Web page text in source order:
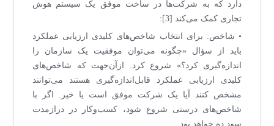
دارد که به شرکت‌ها در ساخت موفق یک سیستم هوش
تجاری کمک می‌کند [3]:
• شاخص: برای انتخاب شاخص‌های کلیدی ارزیابی عملکرد
باید از سؤال «چگونه می‌توان موفقیت یک سازمان را
اندازه‌گیری کرد؟» شروع کرد. ازآن‌جهت که شاخص‌های
کلیدی ارزیابی عملکرد قابل‌اندازه‌گیری هستند می‌توانند
مشخص کنند آیا یک شرکت موفق است یا خیر. اگر با
شاخص‌های درستی شروع شود، کسب‌وکار در درازمدت
سود ده خواهد بود.